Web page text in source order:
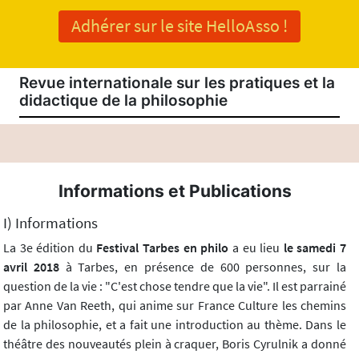
Adhérer sur le site HelloAsso !
Revue internationale sur les pratiques et la
didactique de la philosophie
Informations et Publications
I) Informations
La 3e édition du Festival Tarbes en philo a eu lieu le samedi 7
avril 2018 à Tarbes, en présence de 600 personnes, sur la
question de la vie : "C'est chose tendre que la vie". Il est parrainé
par Anne Van Reeth, qui anime sur France Culture les chemins
de la philosophie, et a fait une introduction au thème. Dans le
théâtre des nouveautés plein à craquer, Boris Cyrulnik a donné